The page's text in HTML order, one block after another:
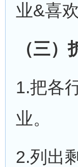
业&喜
（三
1.把各
业。
2.列出